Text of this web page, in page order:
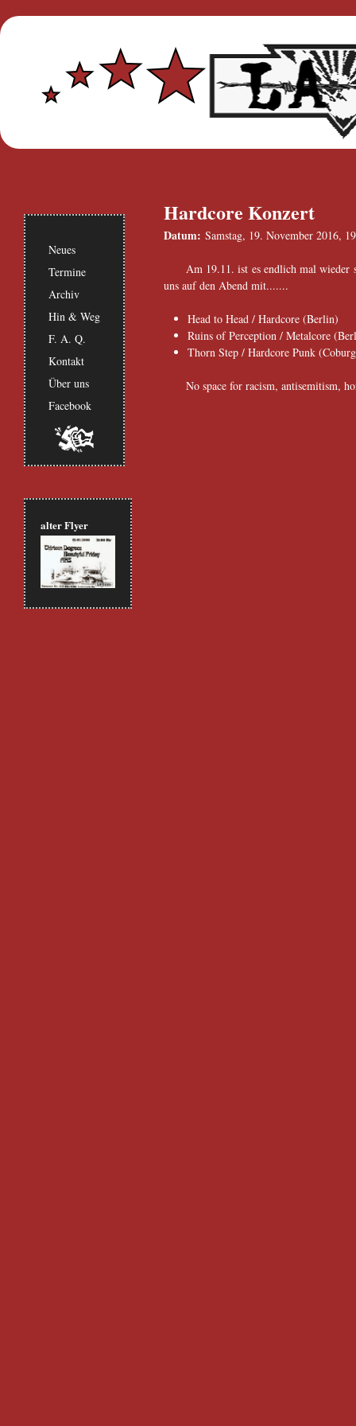
Hardcore Konzert
Datum: Samstag, 19. November 2016,
Am 19.11. ist es endlich mal
uns auf den Abend mit.......
Head to Head / Hardcore (Berlin)
Ruins of Perception / Metalcore
Thorn Step / Hardcore Punk
No space for racism, antisemitism,
Neues
Termine
Archiv
Hin & Weg
F. A. Q.
Kontakt
Über uns
Facebook
alter Flyer